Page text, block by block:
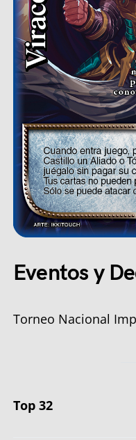
Eventos y
Torneo Nacional
Top 32